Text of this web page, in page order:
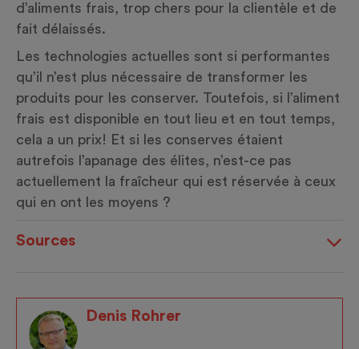
d’aliments frais, trop chers pour la clientèle et de
fait délaissés.
Les technologies actuelles sont si performantes
qu’il n’est plus nécessaire de transformer les
produits pour les conserver. Toutefois, si l’aliment
frais est disponible en tout lieu et en tout temps,
cela a un prix! Et si les conserves étaient
autrefois l’apanage des élites, n’est-ce pas
actuellement la fraîcheur qui est réservée à ceux
qui en ont les moyens ?
Sources
Denis Rohrer